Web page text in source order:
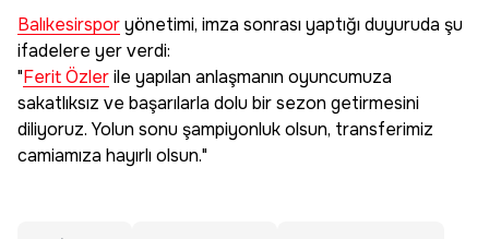
Balıkesirsporyönetimi, imza sonrası yaptığı duyuruda şu
ifadelere yer verdi:
"Ferit Özlerile yapılan anlaşmanın oyuncumuza
sakatlıksız ve başarılarla dolu bir sezon getirmesini
diliyoruz. Yolun sonu şampiyonluk olsun, transferimiz
camiamıza hayırlı olsun."